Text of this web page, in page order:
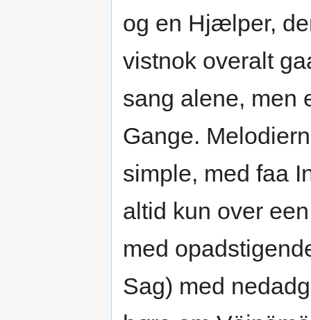
og en Hjælper,
vistnok overalt
sang alene, men
Gange.
simple, med faa
altid kun over
med
Sag) med